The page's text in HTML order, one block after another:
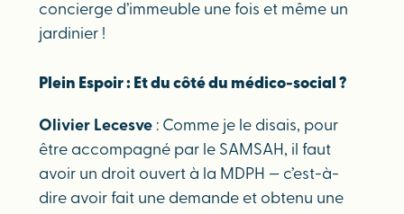
concierge d’immeuble une fois et même un
jardinier !
Plein Espoir : Et du côté du médico-social ?
Olivier Lecesve : Comme je le disais, pour
être accompagné par le SAMSAH, il faut
avoir un droit ouvert à la MDPH — c’est-à-
dire avoir fait une demande et obtenu une